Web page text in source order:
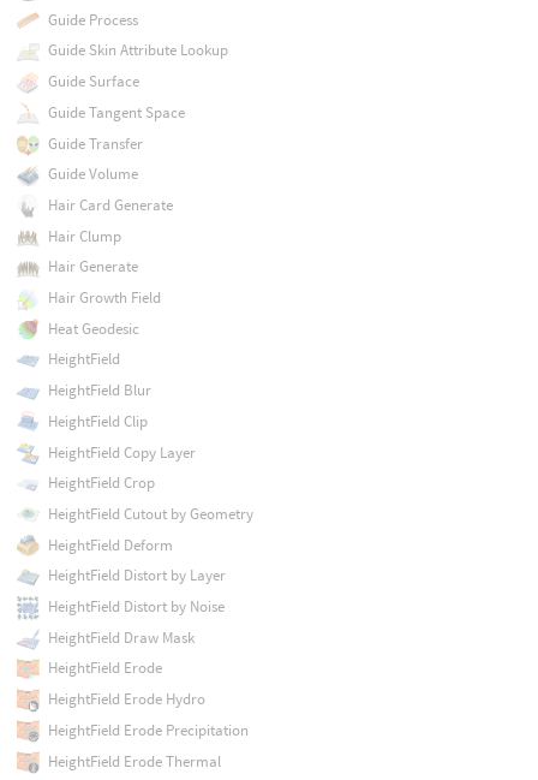
Guide Process
Guide Skin Attribute Lookup
Guide Surface
Guide Tangent Space
Guide Transfer
Guide Volume
Hair Card Generate
Hair Clump
Hair Generate
Hair Growth Field
Heat Geodesic
HeightField
HeightField Blur
HeightField Clip
HeightField Copy Layer
HeightField Crop
HeightField Cutout by Geometry
HeightField Deform
HeightField Distort by Layer
HeightField Distort by Noise
HeightField Draw Mask
HeightField Erode
HeightField Erode Hydro
HeightField Erode Precipitation
HeightField Erode Thermal